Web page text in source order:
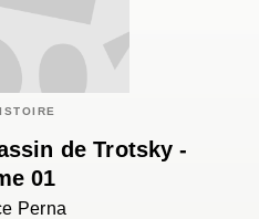
de Trotsky -
01
Perna